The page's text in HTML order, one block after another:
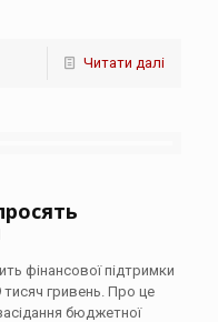
Читати далі
фінансової підтримки
тисяч гривень. Про це
бюджетної